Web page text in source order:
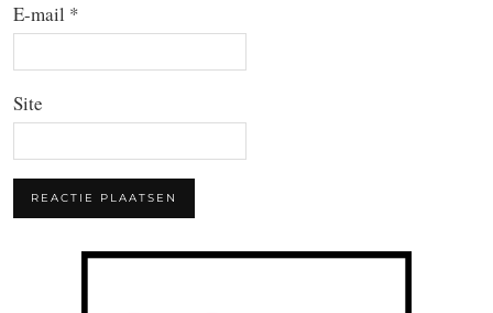
E-mail *
Site